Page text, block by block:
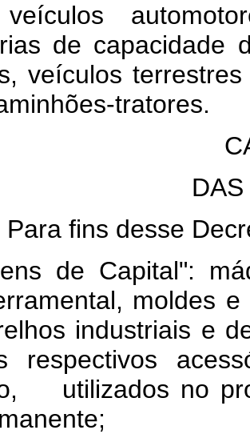
de capacidade
veículos
tratores.
Para fins desse
de Capital":
moldes
industriais e
respectivos
utilizados no